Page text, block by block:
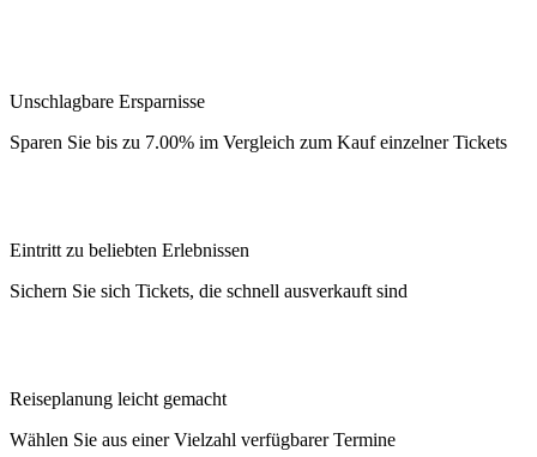
Unschlagbare Ersparnisse
Sparen Sie bis zu 7.00% im Vergleich zum Kauf einzelner Tickets
Eintritt zu beliebten Erlebnissen
Sichern Sie sich Tickets, die schnell ausverkauft sind
Reiseplanung leicht gemacht
Wählen Sie aus einer Vielzahl verfügbarer Termine